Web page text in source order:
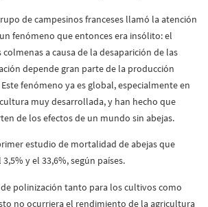
de campesinos franceses llamó la atención
fenómeno que entonces era insólito: el
a causa de la desaparición de las
depende gran parte de la producción
fenómeno ya es global, especialmente en
muy desarrollada, y han hecho que
de los efectos de un mundo sin abejas.
estudio de mortalidad de abejas que
y el 33,6%, según países.
polinización tanto para los cultivos como
no ocurriera el rendimiento de la agricultura